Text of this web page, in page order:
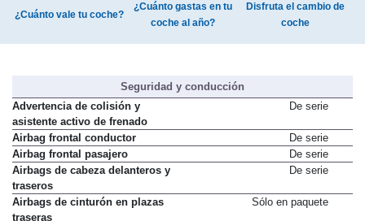
¿Cuánto vale tu coche?
¿Cuánto gastas en tu
coche al año?
Disfruta el cambio de
coche
Seguridad y conducción
Advertencia de colisión y
asistente activo de frenado
De serie
Airbag frontal conductor
De serie
Airbag frontal pasajero
De serie
Airbags de cabeza delanteros y
traseros
De serie
Airbags de cinturón en plazas
traseras
Sólo en paquete